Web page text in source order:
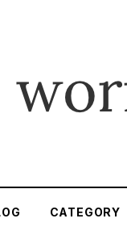
CATEGORY